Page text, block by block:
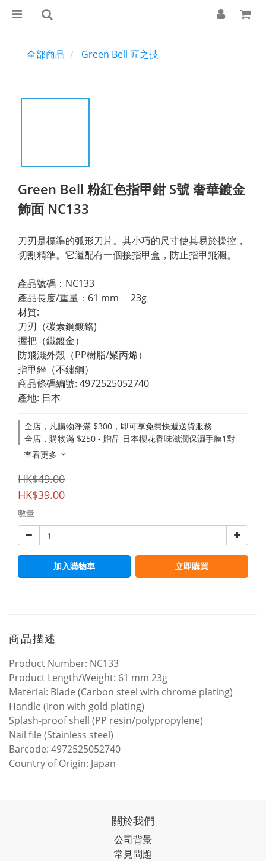
全部商品 Green Bell 匠之技
Green Bell 粉紅色指甲鉗 S號 奢華鍍金
飾面 NC133
刀刃是標準的弧形刀片。其小巧的尺寸使其易於操控，
切割精準。它還配有一個接指甲盒，防止指甲飛濺。
產品號碼：NC133
產品長度/重量：61 mm　 23g
材質:
刀刃（碳素鋼鍍鉻)
握把（鐵鍍金）
防飛濺外殼（PP樹脂/聚丙烯）
指甲銼（不鏽鋼）
商品條碼編號: 4972525052740
產地: 日本
全店，凡購物淨滿 $300，即可享免費快遞送貨服務
全店，購物滿 $250 - 贈品 日本櫻花香味滋潤保濕手膜1對
查看更多
HK$49.00
HK$39.00
數量
加入購物車 立即購買
商品描述
Product Number: NC133
Product Length/Weight: 61 mm 23g
Material: Blade (Carbon steel with chrome plating)
Handle (Iron with gold plating)
Splash-proof shell (PP resin/polypropylene)
Nail file (Stainless steel)
Barcode: 4972525052740
Country of Origin: Japan
關於我們
公司背景
常見問題